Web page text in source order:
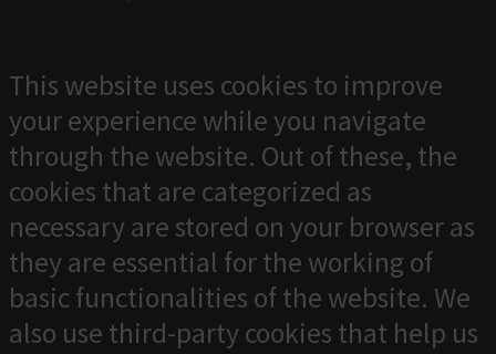
This website uses cookies to improve
your experience while you navigate
through the website. Out of these, the
cookies that are categorized as
necessary are stored on your browser as
they are essential for the working of
basic functionalities of the website. We
also use third-party cookies that help us